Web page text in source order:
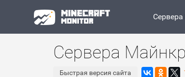
Сервера
Быстрая версия сайта